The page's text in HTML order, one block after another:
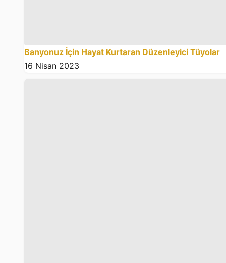
Banyonuz İçin Hayat Kurtaran Düzenleyici Tüyolar
16 Nisan 2023